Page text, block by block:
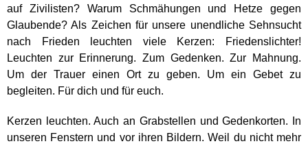
auf Zivilisten? Warum Schmähungen und Hetze gegen
Glaubende? Als Zeichen für unsere unendliche Sehnsucht
nach Frieden leuchten viele Kerzen: Friedenslichter!
Leuchten zur Erinnerung. Zum Gedenken. Zur Mahnung.
Um der Trauer einen Ort zu geben. Um ein Gebet zu
begleiten. Für dich und für euch.
Kerzen leuchten. Auch an Grabstellen und Gedenkorten. In
unseren Fenstern und vor ihren Bildern. Weil du nicht mehr